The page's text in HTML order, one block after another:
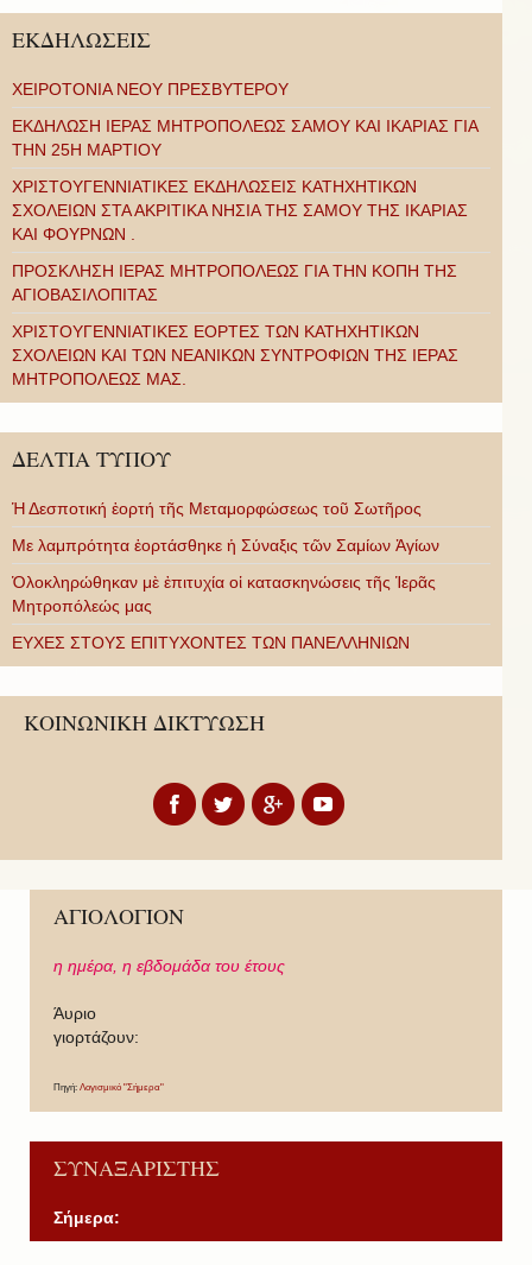
ΕΚΔΗΛΩΣΕΙΣ
ΧΕΙΡΟΤΟΝΙΑ ΝΕΟΥ ΠΡΕΣΒΥΤΕΡΟΥ
ΕΚΔΗΛΩΣΗ ΙΕΡΑΣ ΜΗΤΡΟΠΟΛΕΩΣ ΣΑΜΟΥ ΚΑΙ ΙΚΑΡΙΑΣ ΓΙΑ
ΤΗΝ 25Η ΜΑΡΤΙΟΥ
ΧΡΙΣΤΟΥΓΕΝΝΙΑΤΙΚΕΣ ΕΚΔΗΛΩΣΕΙΣ ΚΑΤΗΧΗΤΙΚΩΝ
ΣΧΟΛΕΙΩΝ ΣΤΑ ΑΚΡΙΤΙΚΑ ΝΗΣΙΑ ΤΗΣ ΣΑΜΟΥ ΤΗΣ ΙΚΑΡΙΑΣ
ΚΑΙ ΦΟΥΡΝΩΝ .
ΠΡΟΣΚΛΗΣΗ ΙΕΡΑΣ ΜΗΤΡΟΠΟΛΕΩΣ ΓΙΑ ΤΗΝ ΚΟΠΗ ΤΗΣ
ΑΓΙΟΒΑΣΙΛΟΠΙΤΑΣ
ΧΡΙΣΤΟΥΓΕΝΝΙΑΤΙΚΕΣ ΕΟΡΤΕΣ ΤΩΝ ΚΑΤΗΧΗΤΙΚΩΝ
ΣΧΟΛΕΙΩΝ ΚΑΙ ΤΩΝ ΝΕΑΝΙΚΩΝ ΣΥΝΤΡΟΦΙΩΝ ΤΗΣ ΙΕΡΑΣ
ΜΗΤΡΟΠΟΛΕΩΣ ΜΑΣ.
ΔΕΛΤΙΑ ΤΥΠΟΥ
Ἡ Δεσποτική ἑορτή τῆς Μεταμορφώσεως τοῦ Σωτῆρος
Με λαμπρότητα ἑορτάσθηκε ἡ Σύναξις τῶν Σαμίων Ἁγίων
Ὁλοκληρώθηκαν μὲ ἐπιτυχία οἱ κατασκηνώσεις τῆς Ἱερᾶς
Μητροπόλεώς μας
ΕΥΧΕΣ ΣΤΟΥΣ ΕΠΙΤΥΧΟΝΤΕΣ ΤΩΝ ΠΑΝΕΛΛΗΝΙΩΝ
ΚΟΙΝΩΝΙΚΗ ΔΙΚΤΥΩΣΗ
ΑΓΙΟΛΟΓΙΟΝ
η ημέρα, η εβδομάδα του έτους
Άυριο
γιορτάζουν:
Πηγή: Λογισμικό "Σήμερα"
ΣΥΝΑΞΑΡΙΣΤΗΣ
Σήμερα: